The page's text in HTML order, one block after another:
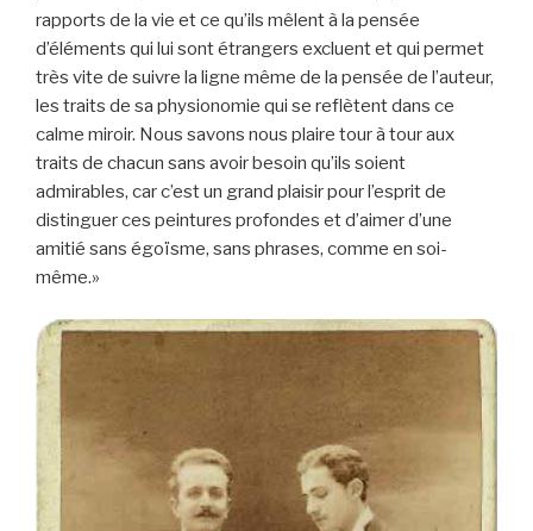
rapports de la vie et ce qu’ils mêlent à la pensée
d’éléments qui lui sont étrangers excluent et qui permet
très vite de suivre la ligne même de la pensée de l’auteur,
les traits de sa physionomie qui se reflètent dans ce
calme miroir. Nous savons nous plaire tour à tour aux
traits de chacun sans avoir besoin qu’ils soient
admirables, car c’est un grand plaisir pour l’esprit de
distinguer ces peintures profondes et d’aimer d’une
amitié sans égoïsme, sans phrases, comme en soi-
même.»